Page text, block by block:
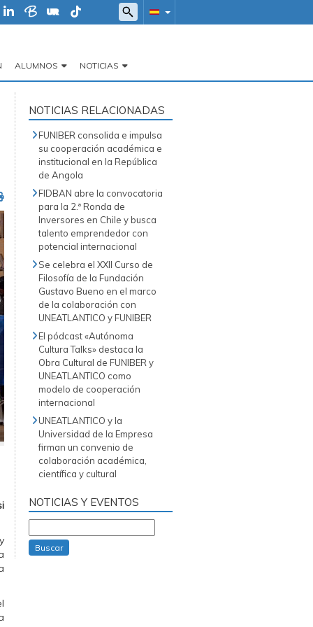
ALUMNOS NOTICIAS
NOTICIAS RELACIONADAS
FUNIBER consolida e impulsa
su cooperación académica e
institucional en la República
de Angola
FIDBAN abre la convocatoria
para la 2.ª Ronda de
Inversores en Chile y busca
talento emprendedor con
potencial internacional
Se celebra el XXII Curso de
Filosofía de la Fundación
Gustavo Bueno en el marco
de la colaboración con
UNEATLANTICO y FUNIBER
El pódcast «Autónoma
Cultura Talks» destaca la
Obra Cultural de FUNIBER y
UNEATLANTICO como
modelo de cooperación
internacional
UNEATLANTICO y la
Universidad de la Empresa
firman un convenio de
colaboración académica,
científica y cultural
NOTICIAS Y EVENTOS
Buscar